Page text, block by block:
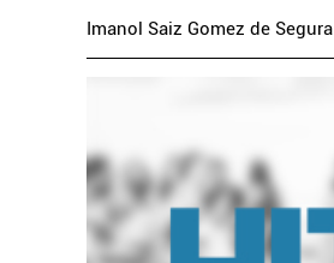
Imanol Saiz Gomez de Segura